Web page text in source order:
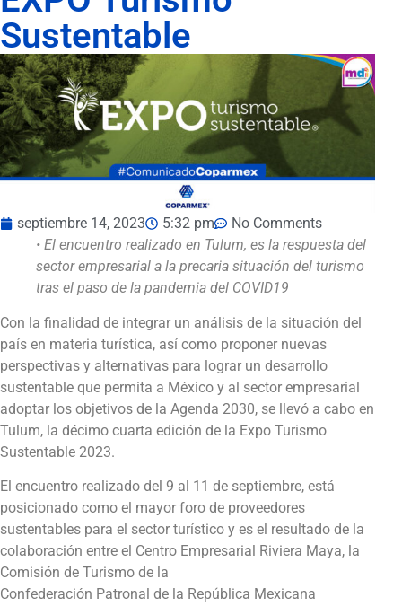
Sustentable
septiembre 14, 2023 5:32 pm
No Comments
• El encuentro realizado en Tulum, es la respuesta del
sector empresarial a la precaria situación del turismo
tras el paso de la pandemia del COVID19
Con la finalidad de integrar un análisis de la situación del
país en materia turística, así como proponer nuevas
perspectivas y alternativas para lograr un desarrollo
sustentable que permita a México y al sector empresarial
adoptar los objetivos de la Agenda 2030, se llevó a cabo en
Tulum, la décimo cuarta edición de la Expo Turismo
Sustentable 2023.
El encuentro realizado del 9 al 11 de septiembre, está
posicionado como el mayor foro de proveedores
sustentables para el sector turístico y es el resultado de la
colaboración entre el Centro Empresarial Riviera Maya, la
Comisión de Turismo de la
Confederación Patronal de la República Mexicana